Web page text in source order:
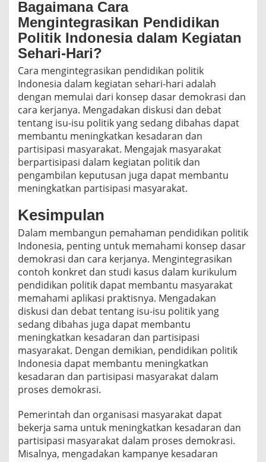
Bagaimana Cara
Mengintegrasikan Pendidikan
Politik Indonesia dalam Kegiatan
Sehari-Hari?
Cara mengintegrasikan pendidikan politik
Indonesia dalam kegiatan sehari-hari adalah
dengan memulai dari konsep dasar demokrasi dan
cara kerjanya. Mengadakan diskusi dan debat
tentang isu-isu politik yang sedang dibahas dapat
membantu meningkatkan kesadaran dan
partisipasi masyarakat. Mengajak masyarakat
berpartisipasi dalam kegiatan politik dan
pengambilan keputusan juga dapat membantu
meningkatkan partisipasi masyarakat.
Kesimpulan
Dalam membangun pemahaman pendidikan politik
Indonesia, penting untuk memahami konsep dasar
demokrasi dan cara kerjanya. Mengintegrasikan
contoh konkret dan studi kasus dalam kurikulum
pendidikan politik dapat membantu masyarakat
memahami aplikasi praktisnya. Mengadakan
diskusi dan debat tentang isu-isu politik yang
sedang dibahas juga dapat membantu
meningkatkan kesadaran dan partisipasi
masyarakat. Dengan demikian, pendidikan politik
Indonesia dapat membantu meningkatkan
kesadaran dan partisipasi masyarakat dalam
proses demokrasi.
Pemerintah dan organisasi masyarakat dapat
bekerja sama untuk meningkatkan kesadaran dan
partisipasi masyarakat dalam proses demokrasi.
Misalnya, mengadakan kampanye kesadaran